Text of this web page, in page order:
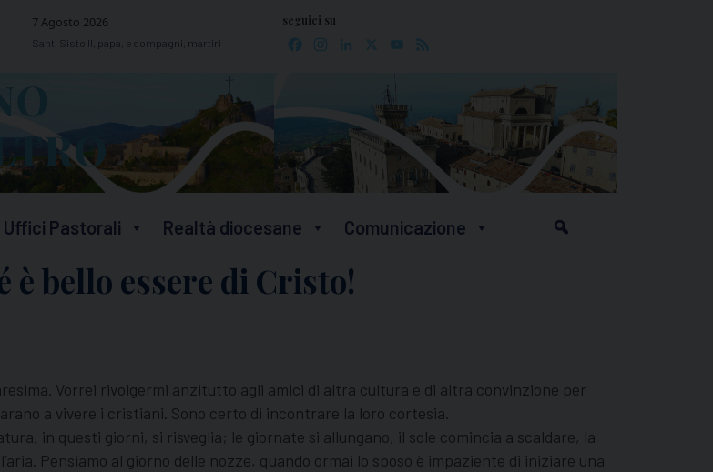
7 Agosto 2026
Santi Sisto II, papa, e compagni, martiri
seguici su
Facebook
Instagram
LinkedIn YouTube
Uffici Pastorali Realtà diocesane Comunicazione
bello essere di Cristo!
Vorrei rivolgermi anzitutto agli amici di altra cultura e di altra convinzione per
a vivere i cristiani. Sono certo di incontrare la loro cortesia.
in questi giorni, si risveglia; le giornate si allungano, il sole comincia a scaldare, la
Pensiamo al giorno delle nozze, quando ormai lo sposo è impaziente di iniziare una